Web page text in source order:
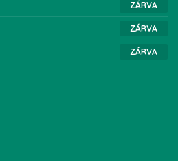
ZÁRVA
ZÁRVA
ZÁRVA